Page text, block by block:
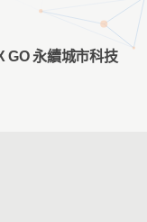
GO 永續城市科技